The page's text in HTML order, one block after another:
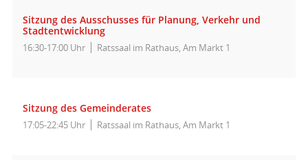
Sitzung des Ausschusses für Planung, Verkehr und
Stadtentwicklung
16:30-17:00 Uhr Ratssaal im Rathaus, Am Markt 1
Sitzung des Gemeinderates
17:05-22:45 Uhr Ratssaal im Rathaus, Am Markt 1